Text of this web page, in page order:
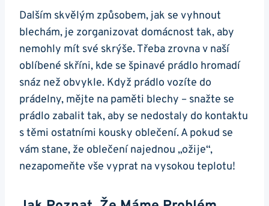
Dalším skvělým způsobem, jak se vyhnout
blechám, je zorganizovat domácnost tak, aby
nemohly mít své skrýše. Třeba zrovna v naší
oblíbené skříni, kde se špinavé prádlo hromadí
snáz než obvykle. Když prádlo vozíte do
prádelny, mějte na paměti blechy – snažte se
prádlo zabalit tak, aby se nedostaly do kontaktu
s těmi ostatními kousky oblečení. A pokud se
vám stane, že oblečení najednou „ožije“,
nezapomeňte vše vyprat na vysokou teplotu!